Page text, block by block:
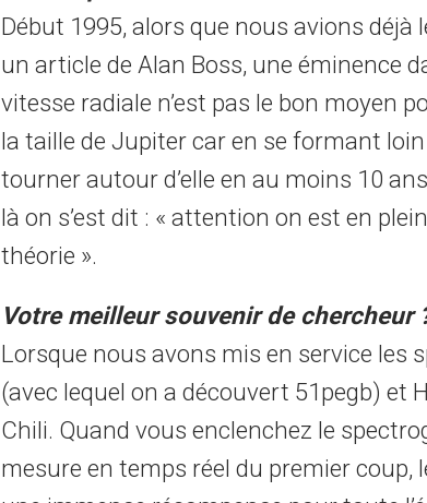
Début 1995, alors que nous avions déjà
un article de Alan Boss, une éminence
vitesse radiale n’est pas le bon moyen
la taille de Jupiter car en se formant loin
tourner autour d’elle en au moins 10
là on s’est dit : « attention on est en
théorie ».
Votre meilleur souvenir de chercheur
Lorsque nous avons mis en service les
(avec lequel on a découvert 51pegb) et
Chili. Quand vous enclenchez le
mesure en temps réel du premier coup,